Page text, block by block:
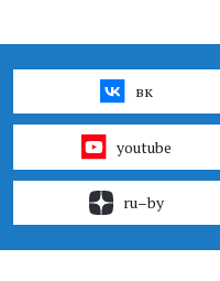
вк
youtube
ru–by